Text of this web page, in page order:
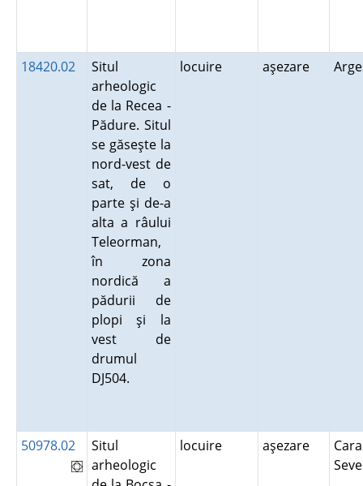
18420.02
Situl
arheologic
de la Recea -
Pădure. Situl
se găseşte la
nord-vest de
sat, de o
parte şi de-a
alta a râului
Teleorman,
în zona
nordică a
pădurii de
plopi şi la
vest de
drumul
DJ504.
locuire aşezare
50978.02
Situl
arheologic
locuire aşezare